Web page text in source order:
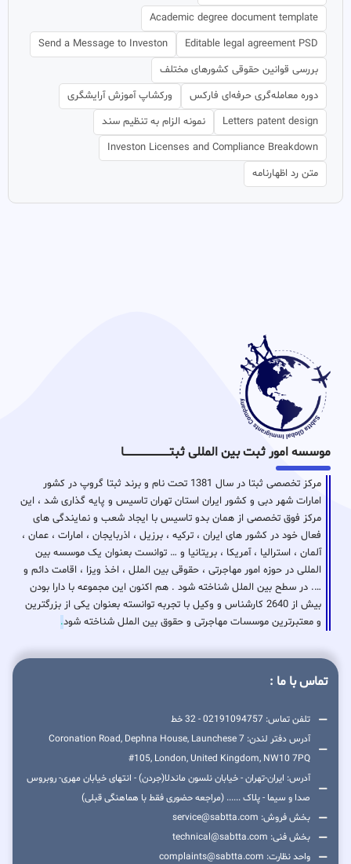
Academic degree document template
Editable legal agreement PSD
Send a Message to Investon
بررسی قوانین حقوقی کشورهای مختلف
دوره معامله‌گری حرفه‌ای فارکس
ورکشاپ آموزش آرایشگری
Letters patent design
نمونه الزام به تنظیم سند
Investon Licenses and Compliance Breakdown
متن رد اظهارنامه
موسسه امور ثبت بین المللی ثبتـــــــــــــــــــــــــــــا
مرکز تخصصی ثبتا در سال 1381 تحت نام و برند ثبتا گروپ در کشور
امارات شهر دبی و کشور ایران استان تهران تاسیس و پایه گذاری شد ، این
مرکز فوق تخصصی از همان بدو تاسیس با ایجاد شعب و نمایندگی های
فعال خود در کشور های ایران ، ترکیه ، برزیل ، اذربایجان ، امارات ، عمان ،
آلمان ، استرالیا ، آمریکا ، بریتانیا و … توانست بعنوان یک موسسه بین
المللی در حوزه امور مهاجرتی ، حقوقی بین الملل ، اخذ ویزا ، اقامت دائم و
…. در سطح بین الملل شناخته شود . هم اکنون این مجموعه با دارا بودن
بیش از 2640 کارشناس و وکیل با تجربه توانسته بعنوان یکی از بزرگترین
و معتبرترین موسسات مهاجرتی و حقوق بین الملل شناخته شود.
تماس با ما :
تلفن تماس: 02191094757 - 32 خط
آدرس دفتر لندن: 7 Coronation Road, Dephna House, Launchese
#105, London, United Kingdom, NW10 7PQ
آدرس: ایران-تهران - خیابان نلسون ماندلا(جردن) - انتهای خیابان مهری- روبروس
صدا و سیما - پلاک ...... (مراجعه حضوری فقط با هماهنگی قبلی)
بخش فروش: service@sabtta.com
بخش فنی: technical@sabtta.com
واحد نظارت: complaints@sabtta.com